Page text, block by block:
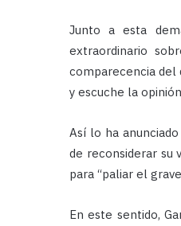
Junto a esta
extraordinario
comparecencia del
y escuche la
Así lo ha
de reconsiderar su
para “paliar el
En este sentido,